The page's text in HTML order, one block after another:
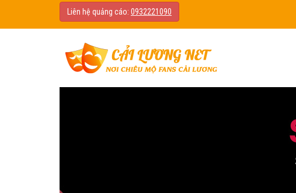
Liên hệ quảng cáo: 0932221090